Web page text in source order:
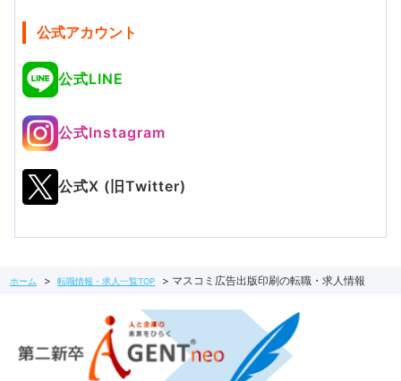
公式アカウント
公式LINE
公式Instagram
公式X (旧Twitter)
ホーム 転職情報・求人一覧TOP マスコミ広告出版印刷の転職・求人情報